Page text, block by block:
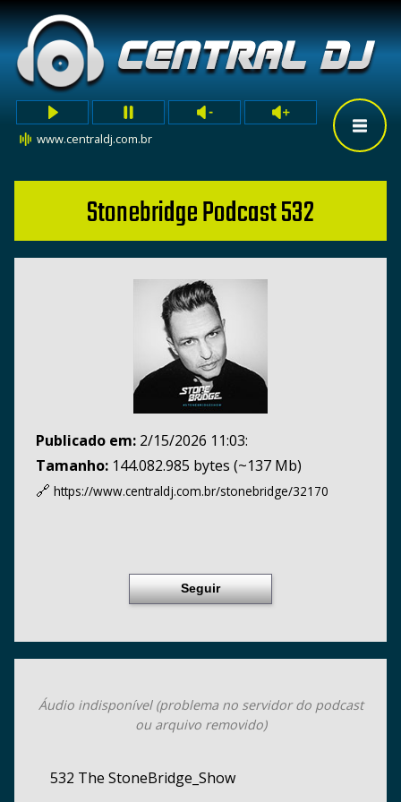
www.centraldj.com.br
Stonebridge Podcast 532
Publicado em: 2/15/2026 11:03:
Tamanho: 144.082.985 bytes (~137 Mb)
🔗 https://www.centraldj.com.br/stonebridge/32170
Seguir
Áudio indisponível (problema no servidor do podcast
ou arquivo removido)
532 The StoneBridge_Show